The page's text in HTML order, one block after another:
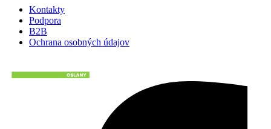
Kontakty
Podpora
B2B
Ochrana osobných údajov